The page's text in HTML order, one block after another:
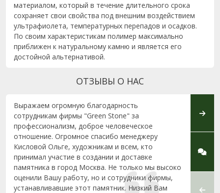
материалом, который в течение длительного срока
сохраняет свои свойства под внешним воздействием
ультрафиолета, температурных перепадов и осадков.
По своим характеристикам полимер максимально
приближен к натуральному камню и является его
достойной альтернативой.
ОТЗЫВЫ О НАС
Выражаем огромную благодарность
сотрудникам фирмы "Green Stone" за
профессионализм, доброе человеческое
отношение. Огромное спасибо менеджеру
Кисловой Ольге, художникам и всем, кто
принимал участие в создании и доставке
памятника в город Москва. Не только мы высоко
оценили Вашу работу, но и сотрудники фирмы,
устанавливавшие этот памятник. Низкий Вам
Грин-